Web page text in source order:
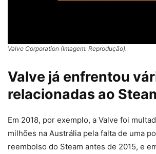
Valve Corporation (Imagem: Reprodução).
Valve já enfrentou
relacionadas ao
Em 2018, por exemplo, a Valve foi
milhões na Austrália pela falta de uma
reembolso do Steam antes de 2015, e